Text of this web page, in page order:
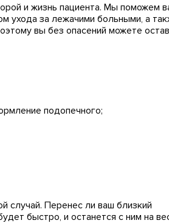
и жизнь пациента. Мы поможем
ухода за лежачими больными, а
вы без опасений можете
подопечного;
случай. Перенес ли ваш близкий
быстро, и останется с ним на